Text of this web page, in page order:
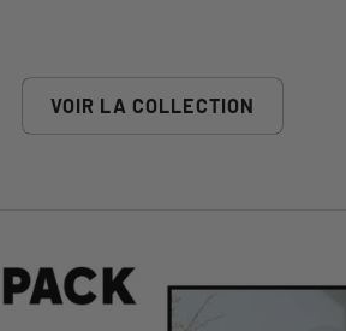
VOIR LA COLLECTION